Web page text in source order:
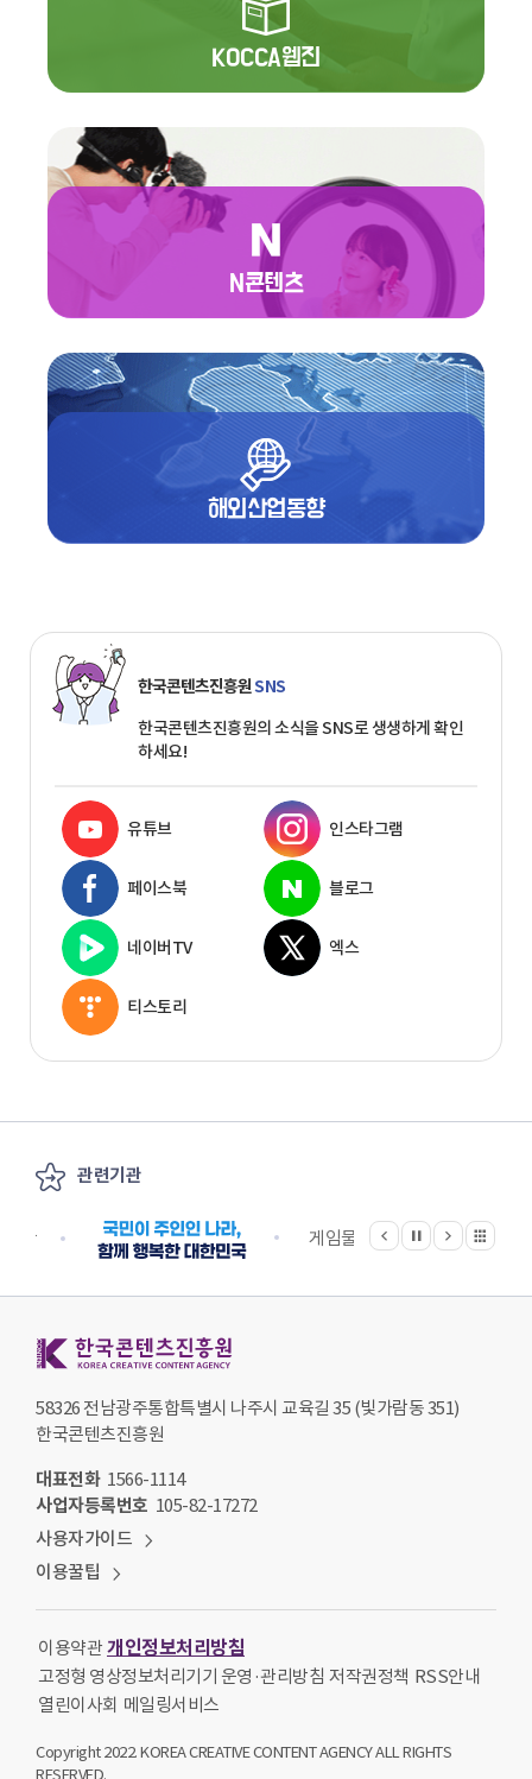
KOCCA웹진
N콘텐츠
해외산업동향
한국콘텐츠진흥원SNS
한국콘텐츠진흥원의 소식을 SNS로 생생하게 확인
하세요!
유튜브 인스타그램
페이스북 블로그
네이버TV 엑스
티스토리
관련기관
게임물관리위원회
이전
정지
다음 관련기관 전체보기
58326 전남광주통합특별시 나주시 교육길 35 (빛가람동 351)
한국콘텐츠진흥원
대표전화 1566-1114
사업자등록번호 105-82-17272
사용자가이드
이용꿀팁
이용약관 개인정보처리방침
고정형 영상정보처리기기 운영·관리방침 저작권정책 RSS안내
열린이사회 메일링서비스
Copyright 2022. KOREA CREATIVE CONTENT AGENCY ALL RIGHTS